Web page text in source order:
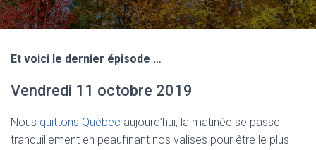
Et voici le dernier épisode …
Vendredi 11 octobre 2019
Nous quittons Québec aujourd’hui, la matinée se passe
tranquillement en peaufinant nos valises pour être le plus